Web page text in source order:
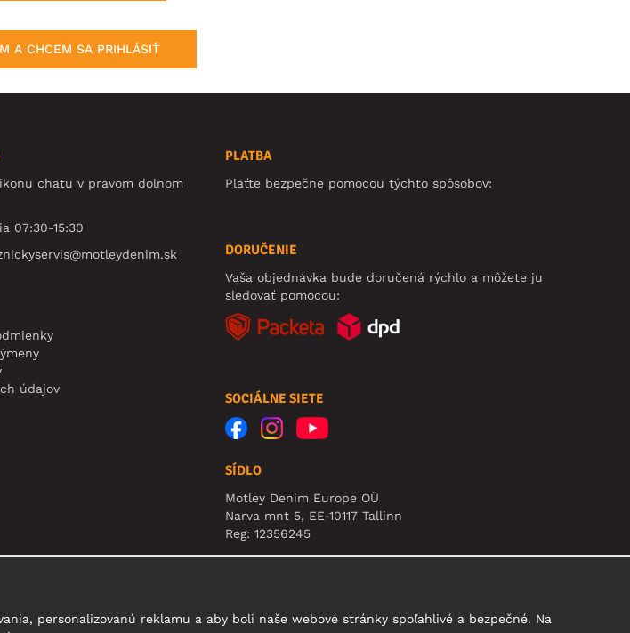
A CHCEM SA PRIHLÁSIŤ
chatu v pravom dolnom
07:30-15:30
údajov
PLATBA
Plaťte bezpečne pomocou týchto spôsobov:
DORUČENIE
Vaša objednávka bude doručená rýchlo a môžete ju
sledovať pomocou:
SOCIÁLNE SIETE
SÍDLO
Motley Denim Europe OÜ
Narva mnt 5, EE-10117 Tallinn
Reg: 12356245
Upozornenie: Na túto adresu **neposielajte vrátený
personalizovanú reklamu a aby boli naše webové stránky spoľahlivé a bezpečné. Na